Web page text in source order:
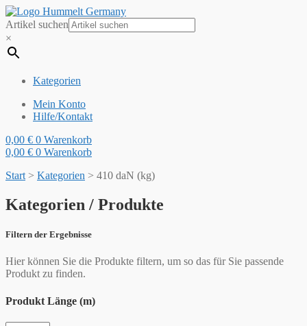
Artikel suchen
×
Kategorien
Mein Konto
Hilfe/Kontakt
0,00 € 0 Warenkorb
0,00 € 0 Warenkorb
Start > Kategorien > 410 daN (kg)
Kategorien / Produkte
Filtern der Ergebnisse
Hier können Sie die Produkte filtern, um so das für Sie passende
Produkt zu finden.
Produkt Länge (m)